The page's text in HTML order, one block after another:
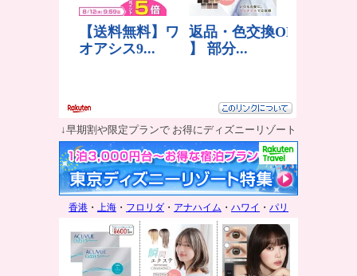
↓早期割や限定プランで お得にディズニーリゾート
香港 ・ 上海 ・ フロリダ ・ アナハイム ・ ハワイ ・ パリ